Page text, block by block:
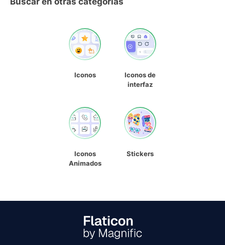
Iconos
Iconos de
interfaz
Iconos
Animados
Stickers